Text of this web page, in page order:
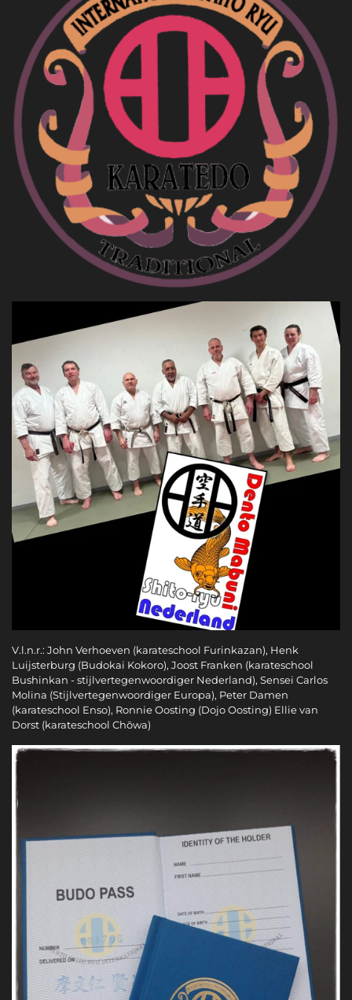
V.l.n.r.: John Verhoeven (karateschool Furinkazan), Henk
Luijsterburg (Budokai Kokoro), Joost Franken (karateschool
Bushinkan - stijlvertegenwoordiger Nederland), Sensei Carlos
Molina (Stijlvertegenwoordiger Europa), Peter Damen
(karateschool Enso), Ronnie Oosting (Dojo Oosting) Ellie van
Dorst (karateschool Chōwa)